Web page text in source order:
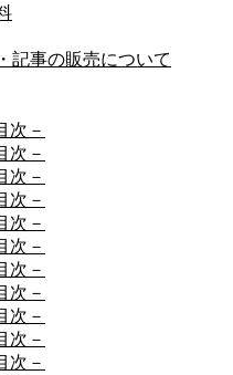
記事の販売について
次－
次－
次－
次－
次－
次－
次－
次－
次－
次－
次－